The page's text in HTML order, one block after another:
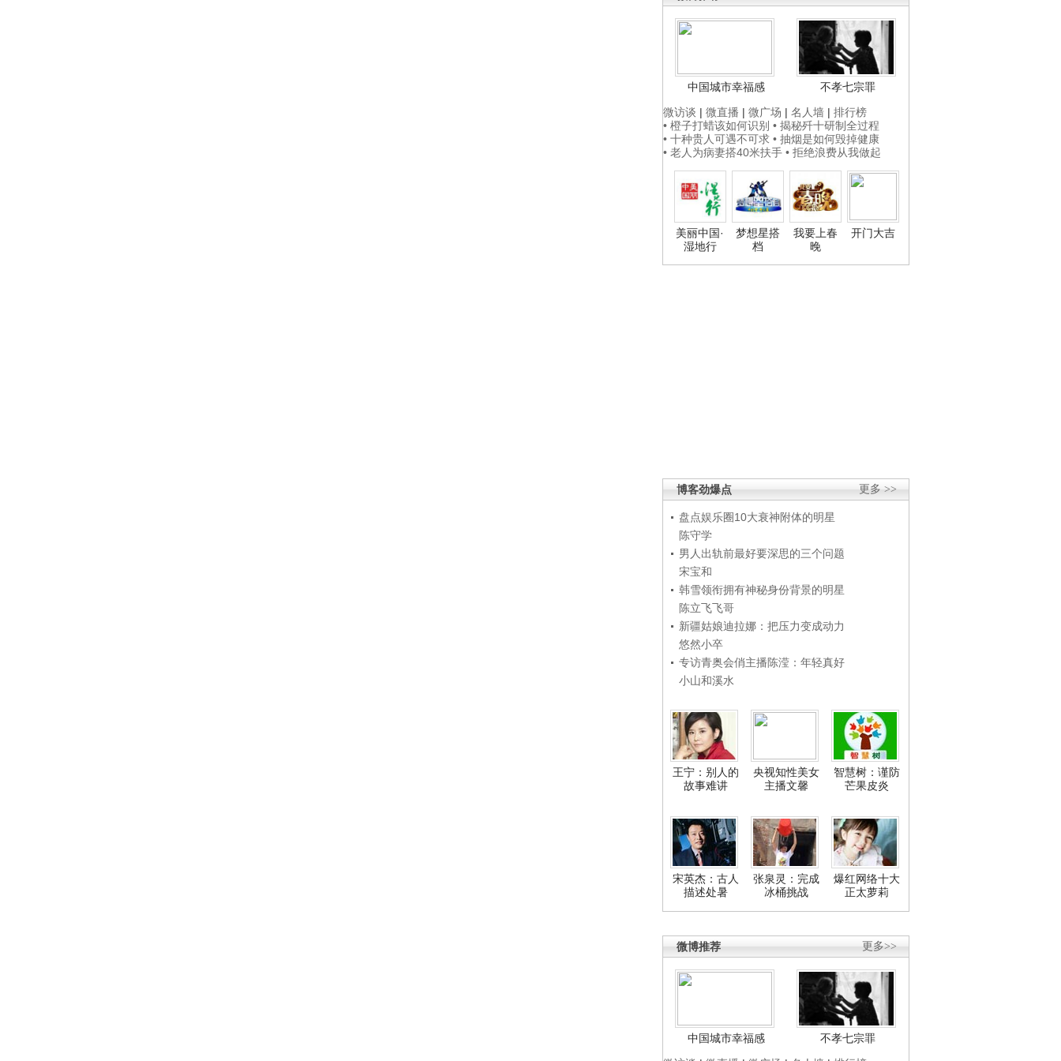
中国城市幸福感
不孝七宗罪
微访谈 | 微直播 | 微广场 | 名人墙 | 排行榜
• 橙子打蜡该如何识别 • 揭秘歼十研制全过程
• 十种贵人可遇不可求 • 抽烟是如何毁掉健康
• 老人为病妻搭40米扶手 • 拒绝浪费从我做起
美丽中国·
湿地行
梦想星搭
档
我要上春
晚
开门大吉
更多 >>
博客劲爆点
盘点娱乐圈10大衰神附体的明星
陈守学
男人出轨前最好要深思的三个问题
宋宝和
韩雪领衔拥有神秘身份背景的明星
陈立飞飞哥
新疆姑娘迪拉娜：把压力变成动力
悠然小卒
专访青奥会俏主播陈滢：年轻真好
小山和溪水
王宁：别人的
故事难讲
央视知性美女
主播文馨
智慧树：谨防
芒果皮炎
宋英杰：古人
描述处暑
张泉灵：完成
冰桶挑战
爆红网络十大
正太萝莉
更多>>
微博推荐
中国城市幸福感
不孝七宗罪